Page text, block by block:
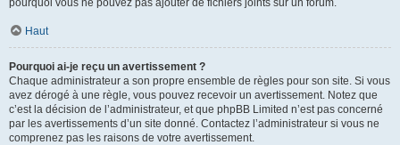
pourquoi vous ne pouvez pas ajouter de fichiers joints sur un forum.
Haut
Pourquoi ai-je reçu un avertissement ?
Chaque administrateur a son propre ensemble de règles pour son site. Si vous
avez dérogé à une règle, vous pouvez recevoir un avertissement. Notez que
c’est la décision de l’administrateur, et que phpBB Limited n’est pas concerné
par les avertissements d’un site donné. Contactez l’administrateur si vous ne
comprenez pas les raisons de votre avertissement.